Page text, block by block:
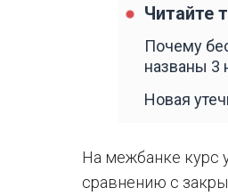
Читайте
Почему
названы 3
Новая
На межбанке курс
сравнению с